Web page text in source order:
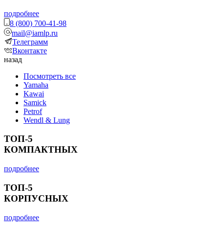
подробнее
8 (800) 700-41-98
mail@iamlp.ru
Телеграмм
Вконтакте
назад
Посмотреть все
Yamaha
Kawai
Samick
Petrof
Wendl & Lung
ТОП-5
КОМПАКТНЫХ
подробнее
ТОП-5
КОРПУСНЫХ
подробнее